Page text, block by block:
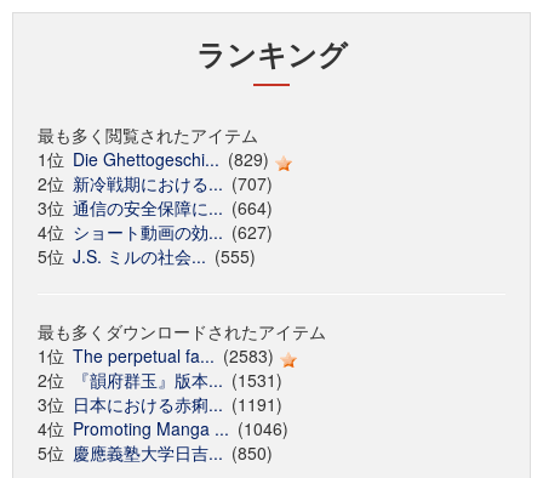
ランキング
最も多く閲覧されたアイテム
1位 Die Ghettogeschi... (829)
2位 新冷戦期における... (707)
3位 通信の安全保障に... (664)
4位 ショート動画の効... (627)
5位 J.S. ミルの社会... (555)
最も多くダウンロードされたアイテム
1位 The perpetual fa... (2583)
2位
『韻府群玉』版本... (1531)
3位 日本における赤痢... (1191)
4位 Promoting Manga ... (1046)
5位 慶應義塾大学日吉... (850)